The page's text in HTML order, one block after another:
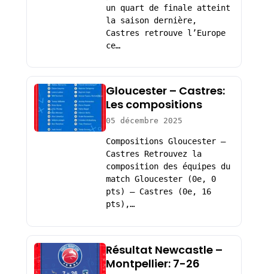
un quart de finale atteint
la saison dernière,
Castres retrouve l’Europe
ce…
Gloucester – Castres:
Les compositions
05 décembre 2025
Compositions Gloucester –
Castres Retrouvez la
composition des équipes du
match Gloucester (0e, 0
pts) – Castres (0e, 16
pts),…
Résultat Newcastle –
Montpellier: 7-26